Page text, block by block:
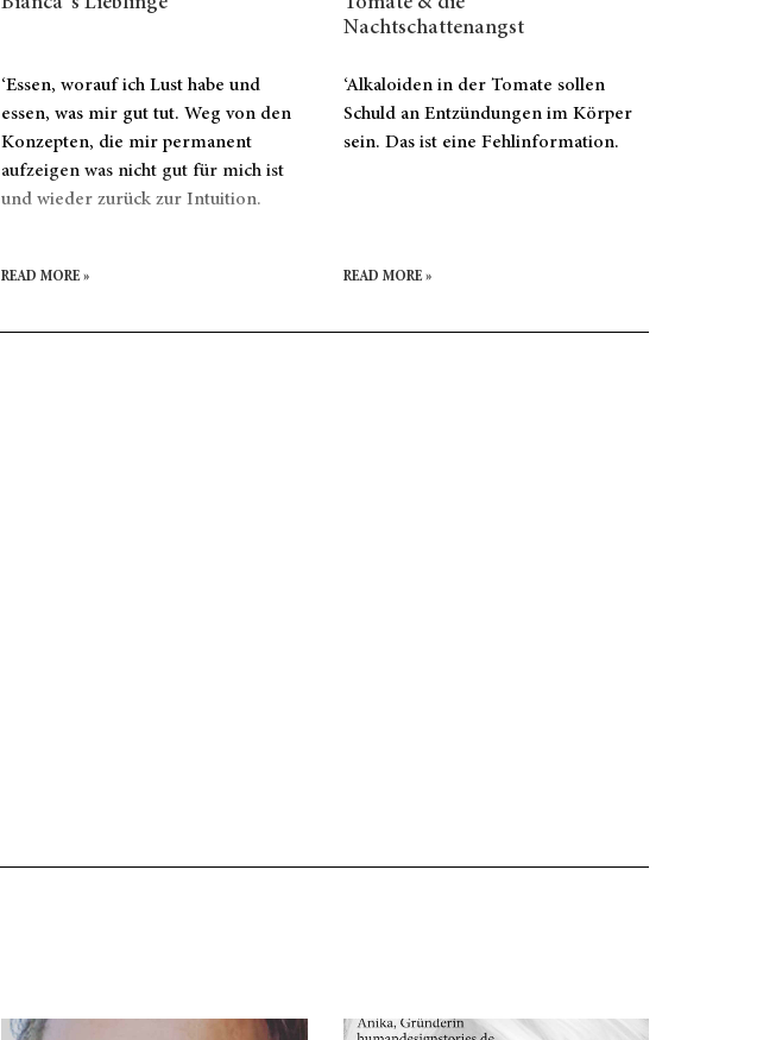
‘Essen, worauf ich Lust habe und
essen, was mir gut tut. Weg von den
Konzepten, die mir permanent
aufzeigen was nicht gut für mich ist
und wieder zurück zur Intuition.
READ MORE »
Nachtschattenangst
‘Alkaloiden in der Tomate sollen
Schuld an Entzündungen im Körper
sein. Das ist eine Fehlinformation.
READ MORE »